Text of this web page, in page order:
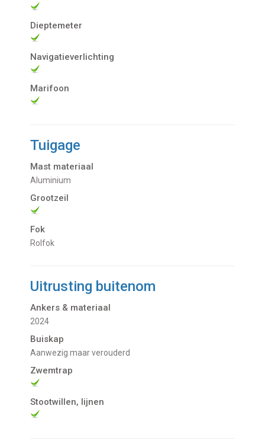
Dieptemeter
Navigatieverlichting
Marifoon
Tuigage
Mast materiaal
Aluminium
Grootzeil
Fok
Rolfok
Uitrusting buitenom
Ankers & materiaal
2024
Buiskap
Aanwezig maar verouderd
Zwemtrap
Stootwillen, lijnen